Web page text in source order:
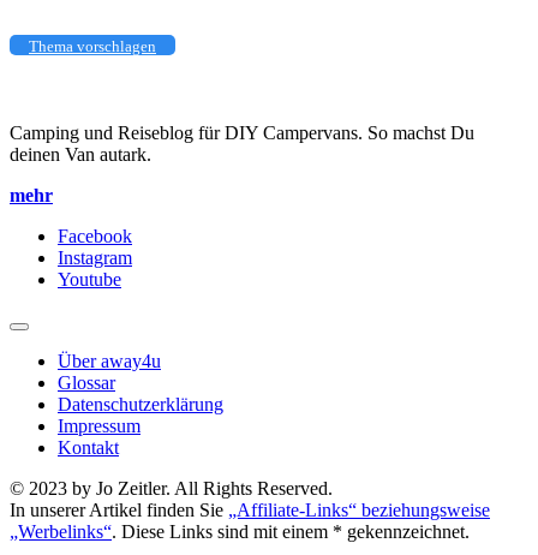
Thema vorschlagen
Camping und Reiseblog für DIY Campervans. So machst Du
deinen Van autark.
mehr
Facebook
Instagram
Youtube
Über away4u
Glossar
Datenschutzerklärung
Impressum
Kontakt
© 2023 by Jo Zeitler. All Rights Reserved.
In unserer Artikel finden Sie „Affiliate-Links“ beziehungsweise
„Werbelinks“. Diese Links sind mit einem * gekennzeichnet.